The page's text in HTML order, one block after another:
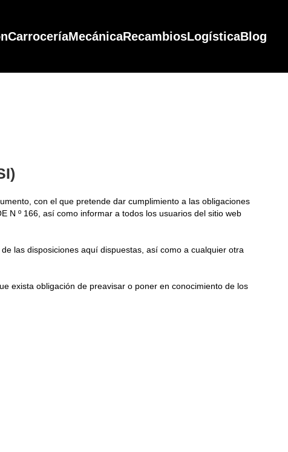
CarroceríaMecánicaRecambiosLogísticaBlog
con el que pretende dar cumplimiento a las obligaciones
N º 166, así como informar a todos los usuarios del sitio web
las disposiciones aquí dispuestas, así como a cualquier otra
exista obligación de preavisar o poner en conocimiento de los